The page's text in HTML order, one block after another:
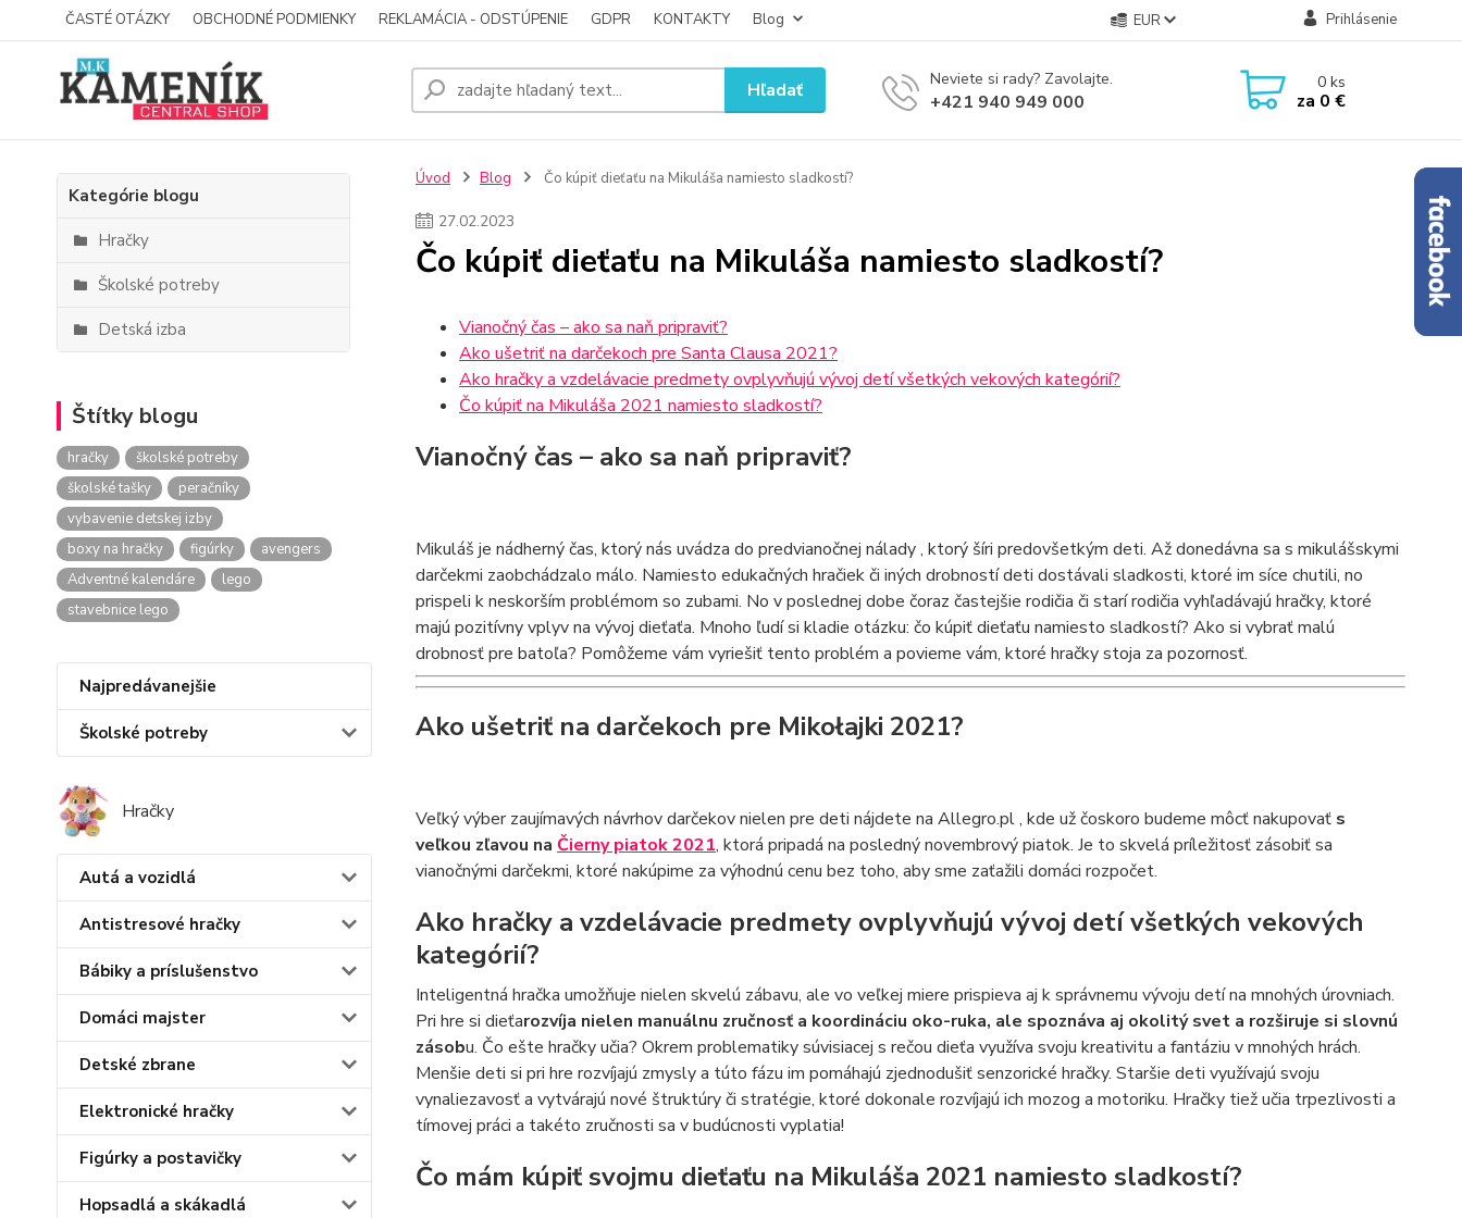
ČASTÉ OTÁZKY OBCHODNÉ PODMIENKY REKLAMÁCIA - ODSTÚPENIE GDPR KONTAKTY Blog EUR Prihlásenie
Hľadať Neviete si rady? Zavolajte.
+421 940 949 000
0ks
za 0 €
Kategórie blogu
Hračky
Školské potreby
Detská izba
Štítky blogu
hračky
školské potreby
školské tašky
peračníky
vybavenie detskej izby
boxy na hračky
figúrky
avengers
Adventné kalendáre
lego
stavebnice lego
Najpredávanejšie
Školské potreby
Hračky
Autá a vozidlá
Antistresové hračky
Bábiky a príslušenstvo
Domáci majster
Detské zbrane
Elektronické hračky
Figúrky a postavičky
Hopsadlá a skákadlá
Úvod Blog Čo kúpiť dieťaťu na Mikuláša namiesto sladkostí?
27.02.2023
Čo kúpiť dieťaťu na Mikuláša namiesto sladkostí?
Vianočný čas – ako sa naň pripraviť?
Ako ušetriť na darčekoch pre Santa Clausa 2021?
Ako hračky a vzdelávacie predmety ovplyvňujú vývoj detí všetkých vekových kategórií?
Čo kúpiť na Mikuláša 2021 namiesto sladkostí?
Vianočný čas – ako sa naň pripraviť?
Mikuláš je nádherný čas, ktorý nás uvádza do predvianočnej nálady , ktorý šíri predovšetkým deti. Až donedávna sa s mikulášskymi
darčekmi zaobchádzalo málo. Namiesto edukačných hračiek či iných drobností deti dostávali sladkosti, ktoré im síce chutili, no
prispeli k neskorším problémom so zubami. No v poslednej dobe čoraz častejšie rodičia či starí rodičia vyhľadávajú hračky, ktoré
majú pozitívny vplyv na vývoj dieťaťa. Mnoho ľudí si kladie otázku: čo kúpiť dieťaťu namiesto sladkostí? Ako si vybrať malú
drobnosť pre batoľa? Pomôžeme vám vyriešiť tento problém a povieme vám, ktoré hračky stoja za pozornosť.
Ako ušetriť na darčekoch pre Mikołajki 2021?
Veľký výber zaujímavých návrhov darčekov nielen pre deti nájdete na Allegro.pl , kde už čoskoro budeme môcť nakupovať s
veľkou zľavou na Čierny piatok 2021, ktorá pripadá na posledný novembrový piatok. Je to skvelá príležitosť zásobiť sa
vianočnými darčekmi, ktoré nakúpime za výhodnú cenu bez toho, aby sme zaťažili domáci rozpočet.
Ako hračky a vzdelávacie predmety ovplyvňujú vývoj detí všetkých vekových
kategórií?
Inteligentná hračka umožňuje nielen skvelú zábavu, ale vo veľkej miere prispieva aj k správnemu vývoju detí na mnohých úrovniach.
Pri hre si dieťarozvíja nielen manuálnu zručnosť a koordináciu oko-ruka, ale spoznáva aj okolitý svet a rozširuje si slovnú
zásobu. Čo ešte hračky učia? Okrem problematiky súvisiacej s rečou dieťa využíva svoju kreativitu a fantáziu v mnohých hrách.
Menšie deti si pri hre rozvíjajú zmysly a túto fázu im pomáhajú zjednodušiť senzorické hračky. Staršie deti využívajú svoju
vynaliezavosť a vytvárajú nové štruktúry či stratégie, ktoré dokonale rozvíjajú ich mozog a motoriku. Hračky tiež učia trpezlivosti a
tímovej práci a takéto zručnosti sa v budúcnosti vyplatia!
Čo mám kúpiť svojmu dieťaťu na Mikuláša 2021 namiesto sladkostí?